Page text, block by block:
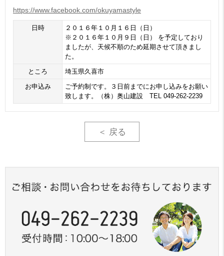
https://www.facebook.com/okuyamastyle
日時
２０１６年１０月１６日（日）
※２０１６年１０月９日（日） を予定しており
ましたが、天候不順のため延期させて頂きまし
た。
ところ
埼玉県久喜市
お申込み
ご予約制です。３日前までにお申し込みをお願い
致します。（株）奥山建設 TEL 049-262-2239
＜ 戻る